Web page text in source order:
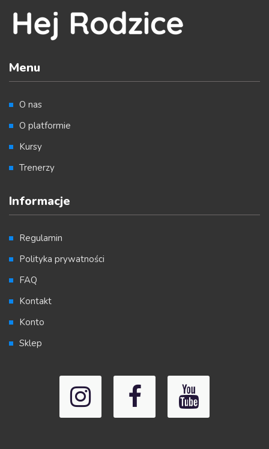
Menu
O nas
O platformie
Kursy
Trenerzy
Informacje
Regulamin
Polityka prywatności
FAQ
Kontakt
Konto
Sklep